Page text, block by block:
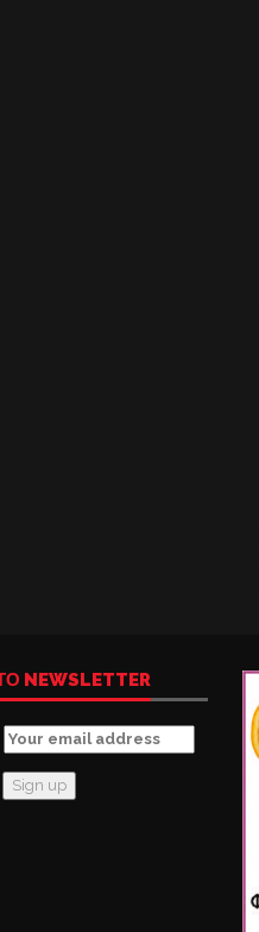
NEWSLETTER